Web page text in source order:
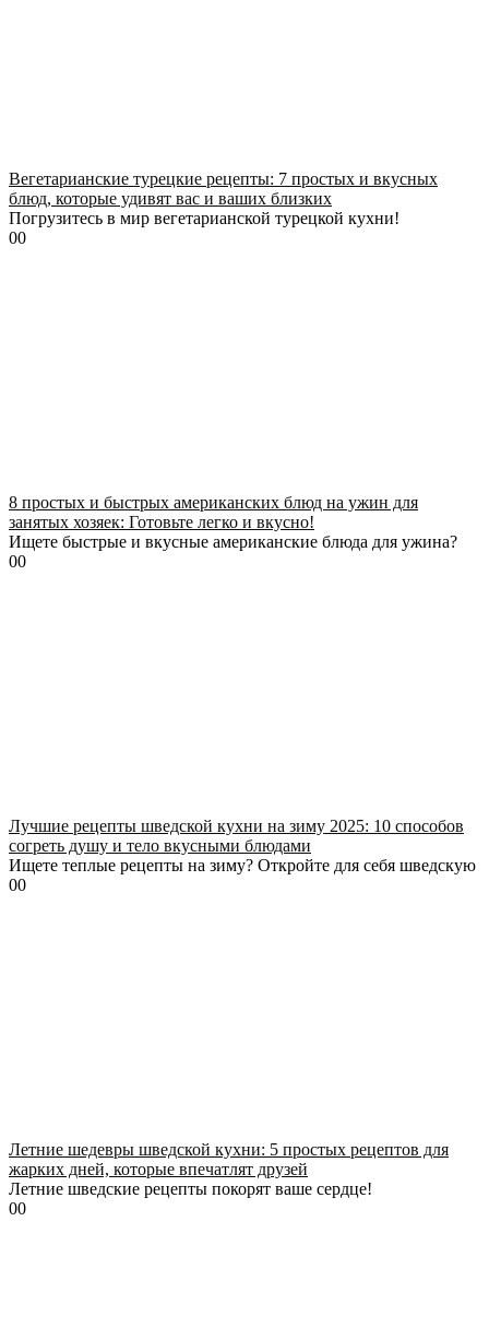
Вегетарианские турецкие рецепты: 7 простых и вкусных
блюд, которые удивят вас и ваших близких
Погрузитесь в мир вегетарианской турецкой кухни!
00
8 простых и быстрых американских блюд на ужин для
занятых хозяек: Готовьте легко и вкусно!
Ищете быстрые и вкусные американские блюда для ужина?
00
Лучшие рецепты шведской кухни на зиму 2025: 10 способов
согреть душу и тело вкусными блюдами
Ищете теплые рецепты на зиму? Откройте для себя шведскую
00
Летние шедевры шведской кухни: 5 простых рецептов для
жарких дней, которые впечатлят друзей
Летние шведские рецепты покорят ваше сердце!
00